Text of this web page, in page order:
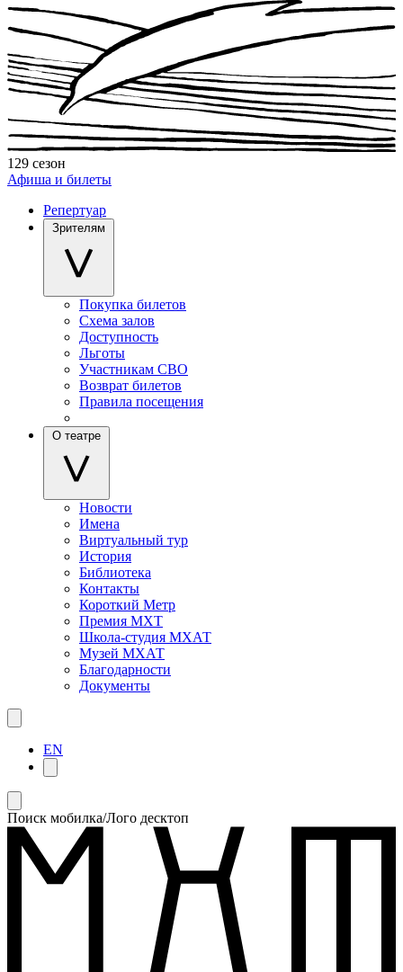
129 сезон
Афиша и билеты
Репертуар
Зрителям
Покупка билетов
Схема залов
Доступность
Льготы
Участникам СВО
Возврат билетов
Правила посещения
О театре
Новости
Имена
Виртуальный тур
История
Библиотека
Контакты
Короткий Метр
Премия МХТ
Школа-студия МХАТ
Музей МХАТ
Благодарности
Документы
EN
Поиск мобилка/Лого десктоп